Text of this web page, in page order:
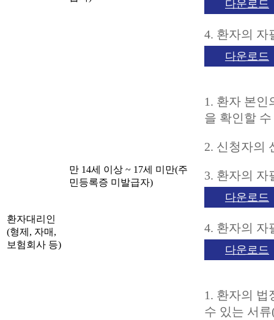
환자대리인
(형제, 자매,
보험회사 등)
다운로드
4. 환자의 자
다운로드
만 14세 이상 ~ 17세 미만(주
민등록증 미발급자)
1. 환자 본인
을 확인할
2. 신청자의
3. 환자의 자
다운로드
4. 환자의 자
다운로드
1. 환자의 법
수 있는 서